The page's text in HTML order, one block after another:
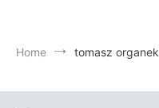
Home tomasz organek